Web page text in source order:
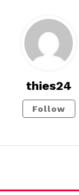
thies24
Follow